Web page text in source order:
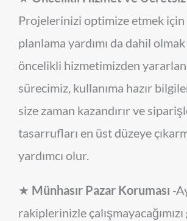
Projelerinizi optimize etmek
planlama yardımı da dahil
öncelikli hizmetimizden
sürecimiz, kullanıma hazır
size zaman kazandırır ve
tasarrufları en üst düzeye
yardımcı olur.
★ Münhasır Pazar Koruması -
rakiplerinizle